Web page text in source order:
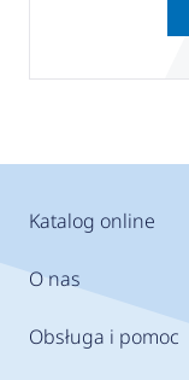
Katalog online
O nas
Obsługa i pomoc